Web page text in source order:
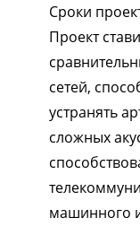
Сроки
Проект
сетей,
устранять
сложных
машинного